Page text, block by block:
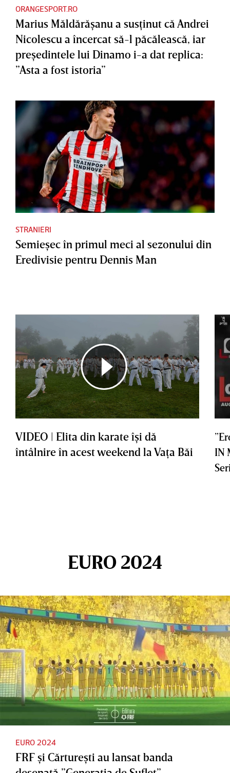
ORANGESPORT.RO
Marius Măldărăşanu a susţinut că Andrei
Nicolescu a încercat să-l păcălească, iar
preşedintele lui Dinamo i-a dat replica:
”Asta a fost istoria”
STRANIERI
Semieşec în primul meci al sezonului din
Eredivisie pentru Dennis Man
VIDEO | Elita din karate îşi dă
întâlnire în acest weekend la Vaţa Băi
IN
EURO 2024
EURO 2024
FRF şi Cărtureşti au lansat banda